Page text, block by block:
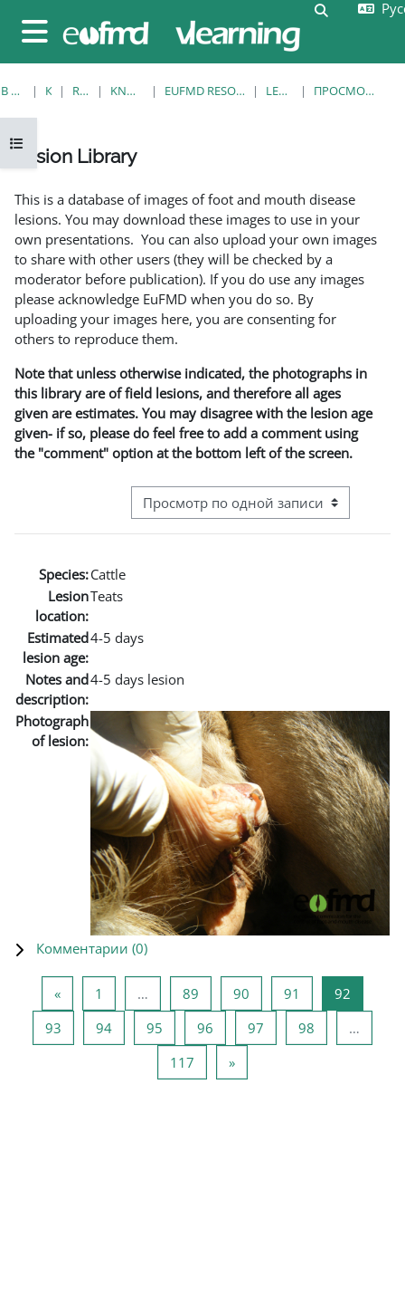
Боковая панель
Изменить
Открыть оглавление курса
В НАЧАЛО RESOURCES KNOWLEDGE BANK EUFMD RESOURCES: CLINICAL DIAGNOSIS LESION LIBRARY ПРОСМОТР ПО ОДНОЙ ЗАПИСИ
Lesion Library
This is a database of images of foot and mouth disease
lesions. You may download these images to use in your
own presentations. You can also upload your own images
to share with other users (they will be checked by a
moderator before publication). If you do use any images
please acknowledge EuFMD when you do so. By
uploading your images here, you are consenting for
others to reproduce them.
Note that unless otherwise indicated, the photographs in
this library are of field lesions, and therefore all ages
given are estimates. You may disagree with the lesion age
given- if so, please do feel free to add a comment using
the "comment" option at the bottom left of the screen.
Режим просмотра системы навигации
Species:Cattle
Lesion
location:
Teats
Estimated
lesion age:
4-5 days
Notes and
description:
4-5 days lesion
Photograph
of lesion:
Комментарии (0)
«Предыдущая страница
1 … 89 Страница 89
90 Страница 90
91 Страница 91
92
93 Страница 93
94Страница 94
95 Страница 95
96 Страница 96
97 Страница 97
98
…
117 Страница 117
»Следующая страница